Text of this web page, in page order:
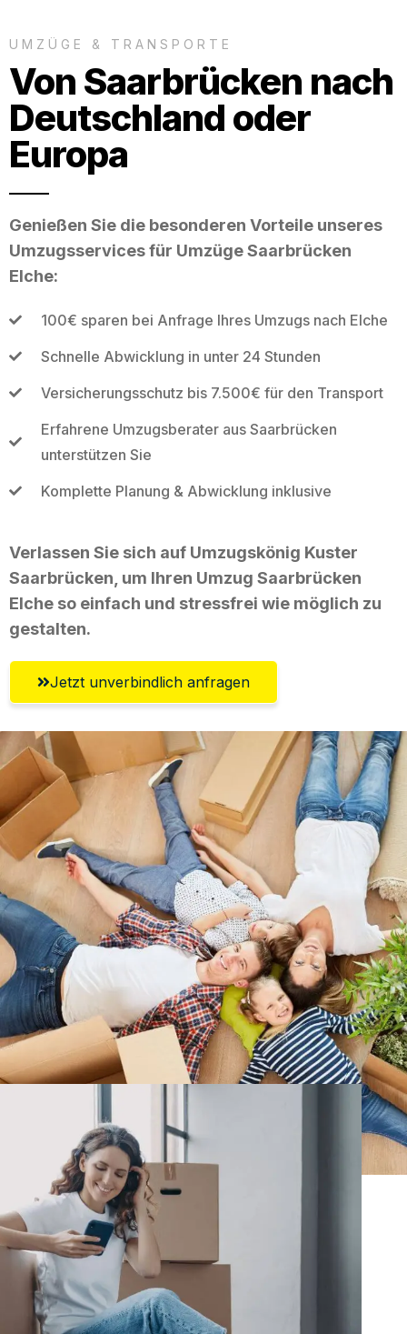
UMZÜGE & TRANSPORTE
Von Saarbrücken nach
Deutschland oder
Europa
Genießen Sie die besonderen Vorteile unseres
Umzugsservices für Umzüge Saarbrücken
Elche:
100€ sparen bei Anfrage Ihres Umzugs nach Elche
Schnelle Abwicklung in unter 24 Stunden
Versicherungsschutz bis 7.500€ für den Transport
Erfahrene Umzugsberater aus Saarbrücken
unterstützen Sie
Komplette Planung & Abwicklung inklusive
Verlassen Sie sich auf Umzugskönig Kuster
Saarbrücken, um Ihren Umzug Saarbrücken
Elche so einfach und stressfrei wie möglich zu
gestalten.
Jetzt unverbindlich anfragen